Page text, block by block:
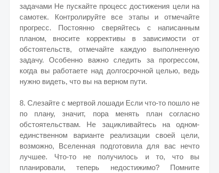
задачами Не пускайте процесс достижения цели на
самотек. Контролируйте все этапы и отмечайте
прогресс. Постоянно сверяйтесь с написанным
планом, вносите коррективы в зависимости от
обстоятельств, отмечайте каждую выполненную
задачу. Особенно важно следить за прогрессом,
когда вы работаете над долгосрочной целью, ведь
нужно видеть, что вы на верном пути.
8. Слезайте с мертвой лошади Если что-то пошло не
по плану, значит, пора менять план согласно
обстоятельствам. Не зацикливайтесь на одном-
единственном варианте реализации своей цели,
возможно, Вселенная подготовила для вас нечто
лучшее. Что-то не получилось и то, что вы
планировали, теперь недостижимо? Помните